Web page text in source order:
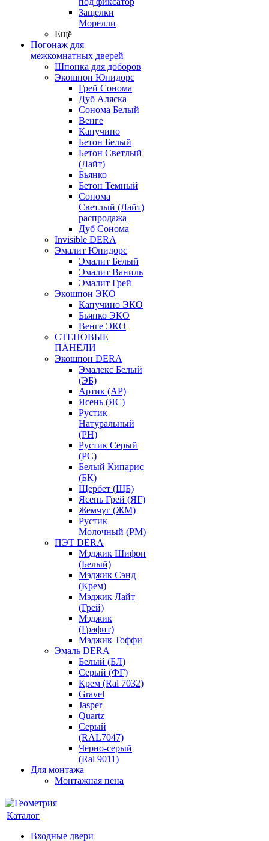
Защелки
Морелли
Ещё
Погонаж для
межкомнатных дверей
Шпонка для доборов
Экошпон Юнидорс
Грей Сонома
Дуб Аляска
Сонома Белый
Венге
Капучино
Бетон Белый
Бетон Светлый
(Лайт)
Бьянко
Бетон Темный
Сонома
Светлый (Лайт)
распродажа
Дуб Сонома
Invisible DERA
Эмалит Юнидорс
Эмалит Белый
Эмалит Ваниль
Эмалит Грей
Экошпон ЭКО
Капучино ЭКО
Бьянко ЭКО
Венге ЭКО
СТЕНОВЫЕ
ПАНЕЛИ
Экошпон DERA
Эмалекс Белый
(ЭБ)
Артик (АР)
Ясень (ЯС)
Рустик
Натуральный
(РН)
Рустик Серый
(РС)
Белый Кипарис
(БК)
Щербет (ЩБ)
Ясень Грей (ЯГ)
Жемчуг (ЖМ)
Рустик
Молочный (РМ)
ПЭТ DERA
Мэджик Шифон
(Белый)
Мэджик Сэнд
(Крем)
Мэджик Лайт
(Грей)
Мэджик
(Графит)
Мэджик Тоффи
Эмаль DERA
Белый (БЛ)
Серый (ФГ)
Крем (Ral 7032)
Gravel
Jasper
Quartz
Серый
(RAL7047)
Черно-серый
(Ral 9011)
Для монтажа
Монтажная пена
Каталог
Входные двери